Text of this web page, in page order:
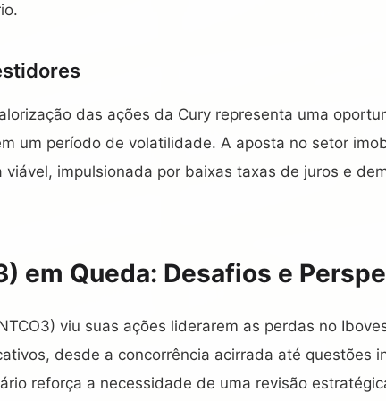
das ações da Cury representa uma
um período de volatilidade. A aposta no setor
impulsionada por baixas taxas de juros e
em Queda: Desafios e
viu suas ações liderarem as perdas no
desde a concorrência acirrada até questões
reforça a necessidade de uma revisão